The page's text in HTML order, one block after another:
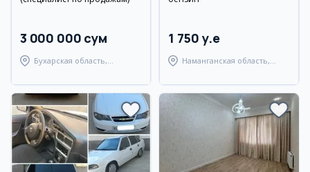
3 000 000 сум
Бухарская область,
1 750 y.e
Наманганская область,